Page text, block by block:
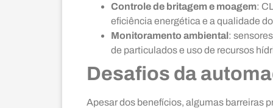
Controle de britagem e moagem:
eficiência energética e a qualidade
Monitoramento ambiental:
de particulados e uso de recursos
Desafios da
Apesar dos benefícios, algumas barreiras